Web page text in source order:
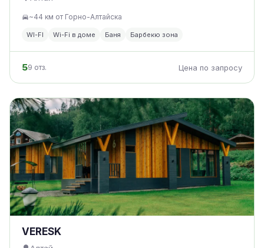
~44 км от Горно-Алтайска
WI-FI Wi-Fi в доме Баня Барбекю зона
59 отз. Цена по запросу
VERESK